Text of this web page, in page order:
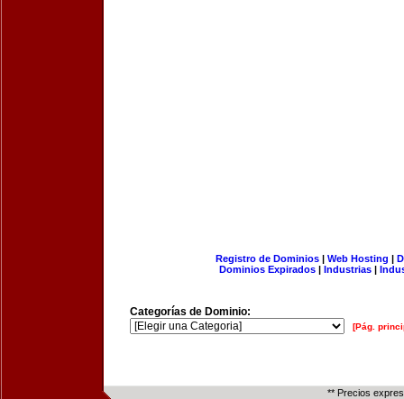
Registro de Dominios| Web Hosting |
Dominios Expirados | Industrias |
Categorías de Dominio:
[Pág.
** Precios